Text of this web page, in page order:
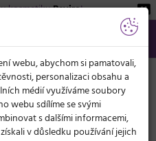
kosmetikuBeviro!
Kč
webu, abychom si pamatovali,
personalizaci obsahu a
médií využíváme soubory
webu sdílíme se svými
s dalšími informacemi,
v důsledku používání jejich